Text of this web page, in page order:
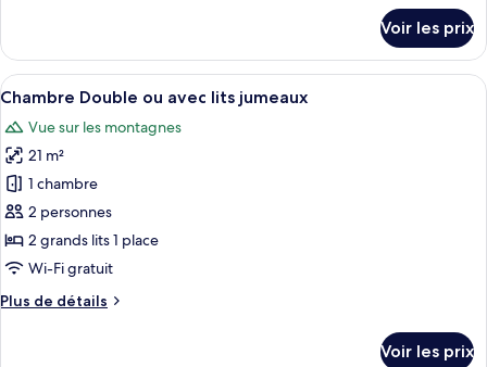
le
type
de
Chambre
Double
Voir les prix
Afficher
toutes
les
photos
pour
ce
type
de
chambre :
Chambre
Chambre Double ou avec lits
8
Chambre Double ou avec lits jumeaux
Vue sur les montagnes
21 m²
1 chambre
2 personnes
2 grands lits 1 place
Wi-Fi gratuit
Plus de détails
Plus
Voir les prix